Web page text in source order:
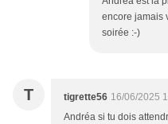
encore jamais
soirée :-)
T tigrette56 16/06/2025
Andréa si tu dois